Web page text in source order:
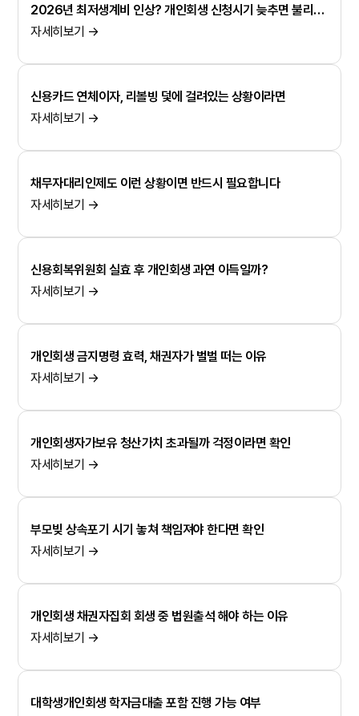
2026년 최저생계비 인상? 개인회생 신청시기 늦추면 불리해지는 이유
자세히보기 →
신용카드 연체이자, 리볼빙 덫에 걸려있는 상황이라면
자세히보기 →
채무자대리인제도 이런 상황이면 반드시 필요합니다
자세히보기 →
신용회복위원회 실효 후 개인회생 과연 이득일까?
자세히보기 →
개인회생 금지명령 효력, 채권자가 벌벌 떠는 이유
자세히보기 →
개인회생자가보유 청산가치 초과될까 걱정이라면 확인
자세히보기 →
부모빚 상속포기 시기 놓쳐 책임져야 한다면 확인
자세히보기 →
개인회생 채권자집회 회생 중 법원출석 해야 하는 이유
자세히보기 →
대학생개인회생 학자금대출 포함 진행 가능 여부